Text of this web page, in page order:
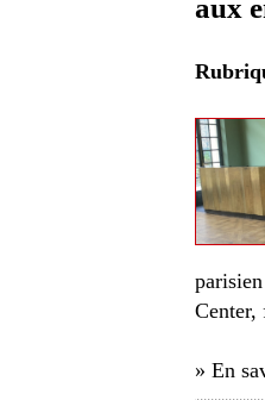
aux
Center,
» En